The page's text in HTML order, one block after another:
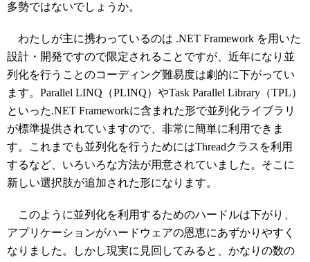
多勢ではないでしょうか。
わたしが主に携わっているのは .NET Framework を用いた
設計・開発ですので限定されることですが、近年になり並
列化を行うことのコーディング難易度は劇的に下がってい
ます。Parallel LINQ（PLINQ）やTask Parallel Library（TPL）
といった.NET Frameworkに含まれた形で並列化ライブラリ
が標準提供されていますので、非常に簡単に利用できま
す。これまでも並列化を行うためにはThreadクラスを利用
するなど、いろいろな方法が用意されていました。そこに
新しい選択肢が追加された形になります。
このように並列化を利用するためのハードルは下がり、
アプリケーションがハードウェアの恩恵にあずかりやすく
なりました。しかし現実に見回してみると、かなりの数の